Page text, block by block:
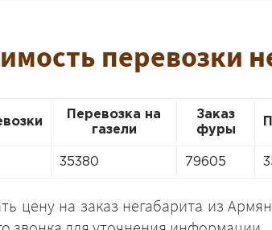
перевозки
Перевозка на
газели
Заказ
фуры
35380 79605
цену на заказ негабарита из